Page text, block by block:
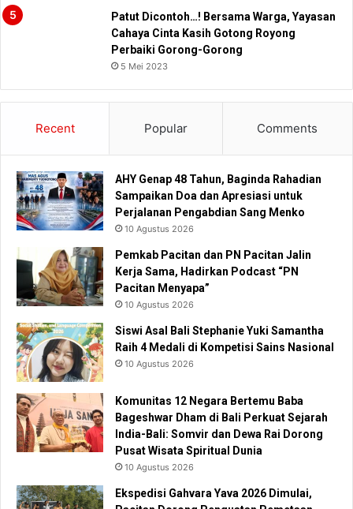
Patut Dicontoh…! Bersama Warga, Yayasan
Cahaya Cinta Kasih Gotong Royong
Perbaiki Gorong-Gorong
5 Mei 2023
Recent Popular Comments
AHY Genap 48 Tahun, Baginda Rahadian
Sampaikan Doa dan Apresiasi untuk
Perjalanan Pengabdian Sang Menko
10 Agustus 2026
Pemkab Pacitan dan PN Pacitan Jalin
Kerja Sama, Hadirkan Podcast “PN
Pacitan Menyapa”
10 Agustus 2026
Siswi Asal Bali Stephanie Yuki Samantha
Raih 4 Medali di Kompetisi Sains Nasional
10 Agustus 2026
Komunitas 12 Negara Bertemu Baba
Bageshwar Dham di Bali Perkuat Sejarah
India-Bali: Somvir dan Dewa Rai Dorong
Pusat Wisata Spiritual Dunia
10 Agustus 2026
Ekspedisi Gahvara Yava 2026 Dimulai,